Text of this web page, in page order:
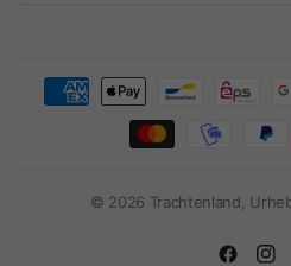
© 2026 Trachtenland,